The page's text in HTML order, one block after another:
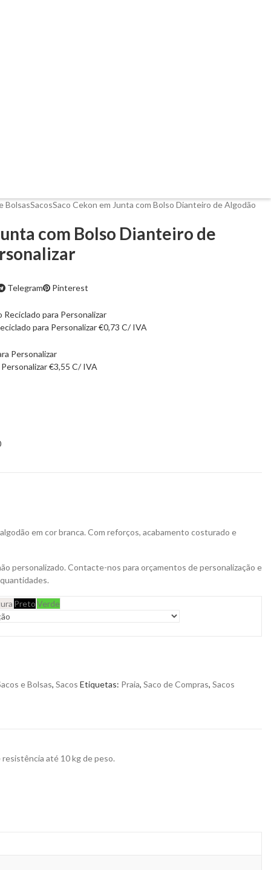
BolsasSacosSaco Cekon em Junta com Bolso Dianteiro de Algodão
com Bolso Dianteiro de
Telegram
Pinterest
para Personalizar€0,73 C/ IVA
€3,55 C/ IVA
em cor branca. Com reforços, acabamento costurado e
personalizado. Contacte-nos para orçamentos de personalização e
PretoVerde
e Bolsas, Sacos Etiquetas: Praia, Saco de Compras, Sacos
até 10 kg de peso.